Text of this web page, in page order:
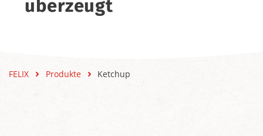
überzeugt
FELIX Produkte Ketchup